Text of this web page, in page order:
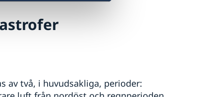
av två, i huvudsakliga, perioder: